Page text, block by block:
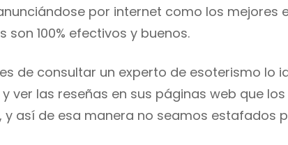
por internet como los mejores
son 100% efectivos y buenos.
de consultar un experto de esoterismo lo
ver las reseñas en sus páginas web que
y así de esa manera no seamos estafados